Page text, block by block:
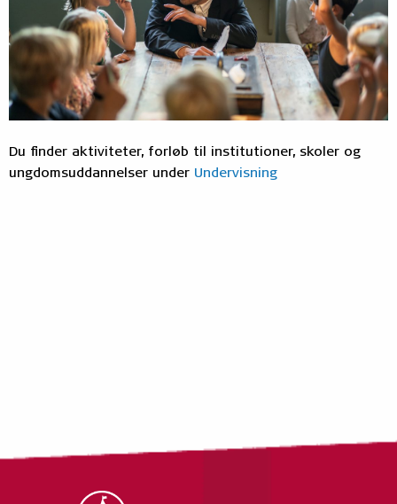
Du finder aktiviteter, forløb til institutioner, skoler og
ungdomsuddannelser under Undervisning